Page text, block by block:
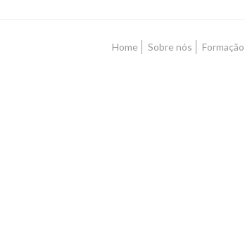
Home Sobre nós Formação